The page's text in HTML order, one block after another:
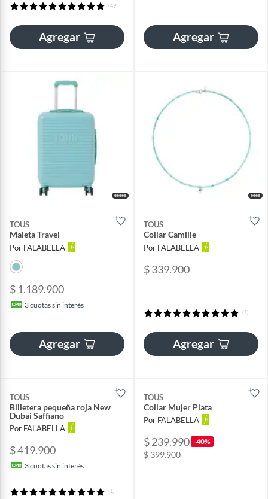
(49)
Agregar Agregar
TOUS
Maleta Travel
Por FALABELLA
$ 1.189.900
3cuotas sin interés
Agregar
TOUS
Collar Camille
Por FALABELLA
$ 339.900
(1)
Agregar
TOUS
Billetera pequeña roja New
Dubai Saffiano
Por FALABELLA
$ 419.900
3cuotas sin interés
(1)
TOUS
Collar Mujer Plata
Por FALABELLA
$ 239.990 -40%
$ 399.900